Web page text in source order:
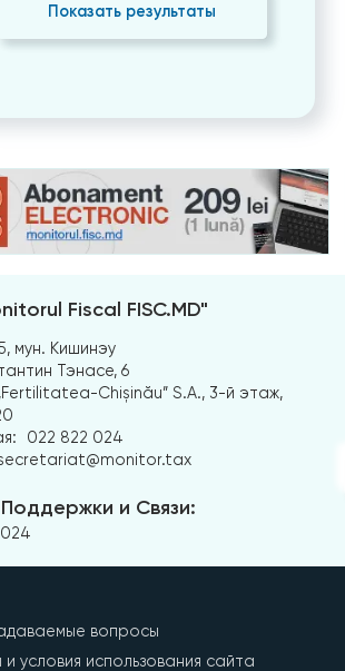
Показать результаты
Fiscal FISC.MD"
мун. Кишинэу
Тэнасе, 6
Chișinău” S.A., 3-й этаж,
022 822 024
и Связи:
вопросы
условия использования сайта